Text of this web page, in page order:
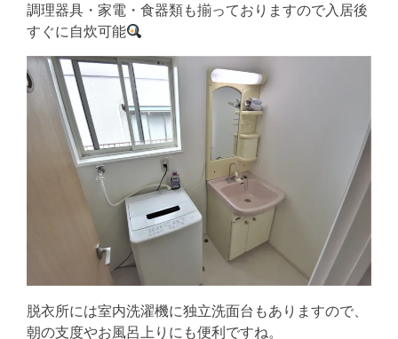
調理器具・家電・食器類も揃っておりますので入居後
すぐに自炊可能
脱衣所には室内洗濯機に独立洗面台もありますので、
朝の支度やお風呂上りにも便利ですね。